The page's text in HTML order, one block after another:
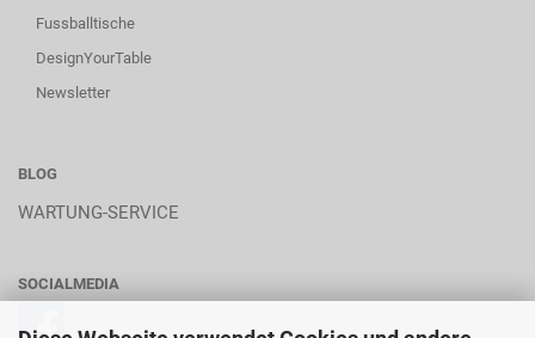
Fussballtische
DesignYourTable
Newsletter
BLOG
WARTUNG-SERVICE
SOCIALMEDIA